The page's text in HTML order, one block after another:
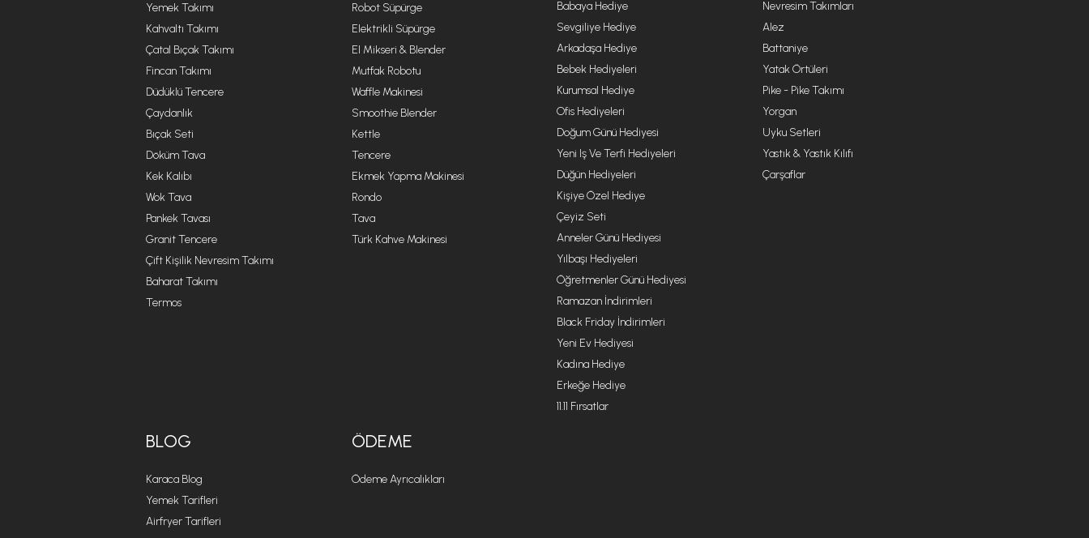
Yemek Takımı
Kahvaltı Takımı
Çatal Bıçak Takımı
Fincan Takımı
Düdüklü Tencere
Çaydanlık
Bıçak Seti
Döküm Tava
Kek Kalıbı
Wok Tava
Pankek Tavası
Granit Tencere
Çift Kişilik Nevresim Takımı
Baharat Takımı
Termos
Robot Süpürge
Elektrikli Süpürge
El Mikseri & Blender
Mutfak Robotu
Waffle Makinesi
Smoothie Blender
Kettle
Tencere
Ekmek Yapma Makinesi
Rondo
Tava
Türk Kahve Makinesi
Babaya Hediye
Sevgiliye Hediye
Arkadaşa Hediye
Bebek Hediyeleri
Kurumsal Hediye
Ofis Hediyeleri
Doğum Günü Hediyesi
Yeni Iş Ve Terfi Hediyeleri
Düğün Hediyeleri
Kişiye Özel Hediye
Çeyiz Seti
Anneler Günü Hediyesi
Yılbaşı Hediyeleri
Öğretmenler Günü Hediyesi
Ramazan İndirimleri
Black Friday İndirimleri
Yeni Ev Hediyesi
Kadına Hediye
Erkeğe Hediye
11.11 Fırsatlar
Nevresim Takımları
Alez
Battaniye
Yatak Örtüleri
Pike - Pike Takımı
Yorgan
Uyku Setleri
Yastık & Yastık Kılıfı
Çarşaflar
BLOG
Karaca Blog
Yemek Tarifleri
Airfryer Tarifleri
ÖDEME
Ödeme Ayrıcalıkları